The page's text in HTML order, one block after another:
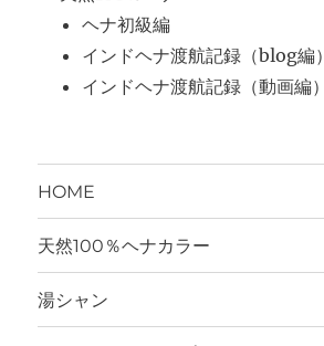
ヘナ初級編
インドヘナ渡航記録（blog編）
インドヘナ渡航記録（動画編）
HOME
天然100％ヘナカラー
湯シャン